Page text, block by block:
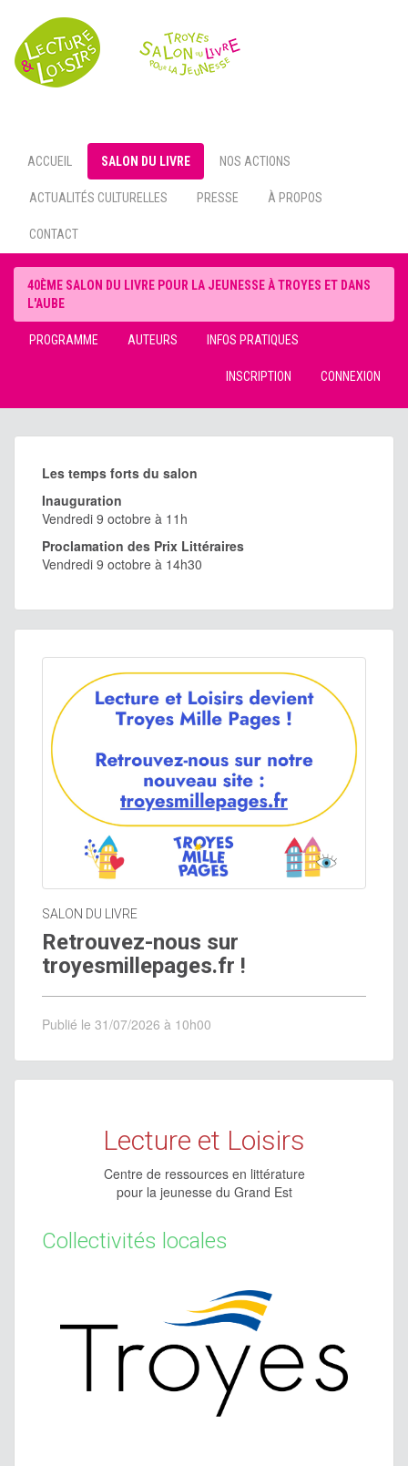
ACCUEIL SALON DU LIVRE NOS ACTIONS
ACTUALITÉS CULTURELLES PRESSE À PROPOS
CONTACT
40ÈME SALON DU LIVRE POUR LA JEUNESSE À TROYES ET DANS
L'AUBE
PROGRAMME AUTEURS INFOS PRATIQUES
CONNEXION
INSCRIPTION
Les temps forts du salon
Inauguration
Vendredi 9 octobre à 11h
Proclamation des Prix Littéraires
Vendredi 9 octobre à 14h30
SALON DU LIVRE
Retrouvez-nous sur
troyesmillepages.fr !
Publié le 31/07/2026 à 10h00
Lecture et Loisirs
Centre de ressources en littérature
pour la jeunesse du Grand Est
Collectivités locales